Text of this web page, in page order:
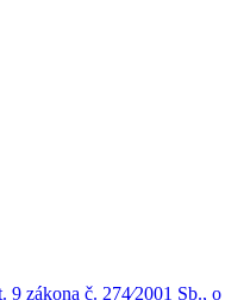
9 zákona č. 274⁄2001 Sb., o